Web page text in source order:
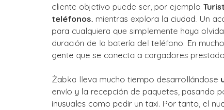
cliente objetivo puede ser, por ejemplo
teléfonos. mientras explora la ciudad. Un
para cualquiera que simplemente haya
duración de la batería del teléfono. En
gente que se conecta a cargadores
Żabka lleva mucho tiempo desarrollándose
envío y la recepción de paquetes, pasando
inusuales como pedir un taxi. Por tanto, el